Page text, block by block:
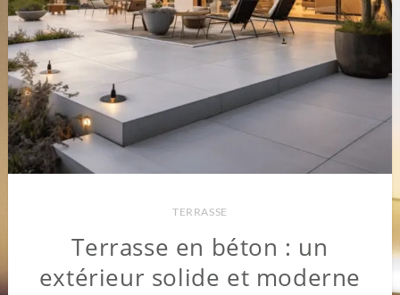
TERRASSE
Terrasse en béton : un
extérieur solide et moderne